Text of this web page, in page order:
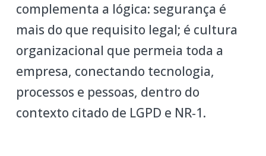
complementa a lógica: segurança é
mais do que requisito legal; é cultura
organizacional que permeia toda a
empresa, conectando tecnologia,
processos e pessoas, dentro do
contexto citado de LGPD e NR‑1.